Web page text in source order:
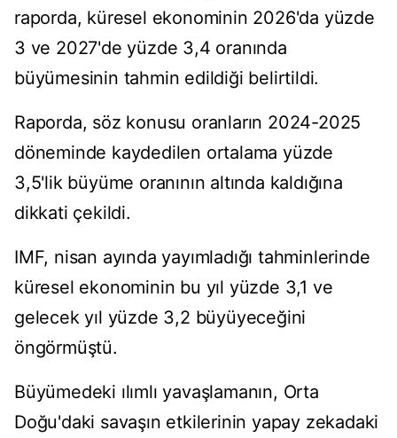
raporda, küresel ekonominin 2026'da yüzde
3 ve 2027'de yüzde 3,4 oranında
büyümesinin tahmin edildiği belirtildi.
Raporda, söz konusu oranların 2024-2025
döneminde kaydedilen ortalama yüzde
3,5'lik büyüme oranının altında kaldığına
dikkati çekildi.
IMF, nisan ayında yayımladığı tahminlerinde
küresel ekonominin bu yıl yüzde 3,1 ve
gelecek yıl yüzde 3,2 büyüyeceğini
öngörmüştü.
Büyümedeki ılımlı yavaşlamanın, Orta
Doğu'daki savaşın etkilerinin yapay zekadaki